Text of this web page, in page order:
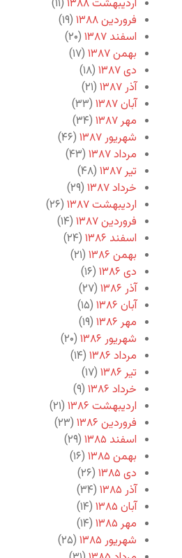
اردیبهشت ۱۳۸۸
(۱۱)
فروردین ۱۳۸۸
(۱۹)
اسفند ۱۳۸۷
(۲۰)
بهمن ۱۳۸۷
(۱۷)
دی ۱۳۸۷
(۱۸)
آذر ۱۳۸۷
(۲۱)
آبان ۱۳۸۷
(۳۳)
مهر ۱۳۸۷
(۳۴)
شهریور ۱۳۸۷
(۴۶)
مرداد ۱۳۸۷
(۴۳)
تیر ۱۳۸۷
(۴۸)
خرداد ۱۳۸۷
(۲۹)
اردیبهشت ۱۳۸۷
(۲۶)
فروردین ۱۳۸۷
(۱۴)
اسفند ۱۳۸۶
(۲۴)
بهمن ۱۳۸۶
(۲۱)
دی ۱۳۸۶
(۱۶)
آذر ۱۳۸۶
(۲۷)
آبان ۱۳۸۶
(۱۵)
مهر ۱۳۸۶
(۱۹)
شهریور ۱۳۸۶
(۲۰)
مرداد ۱۳۸۶
(۱۴)
تیر ۱۳۸۶
(۱۷)
خرداد ۱۳۸۶
(۹)
اردیبهشت ۱۳۸۶
(۲۱)
فروردین ۱۳۸۶
(۲۳)
اسفند ۱۳۸۵
(۲۹)
بهمن ۱۳۸۵
(۱۶)
دی ۱۳۸۵
(۲۶)
آذر ۱۳۸۵
(۳۴)
آبان ۱۳۸۵
(۱۴)
مهر ۱۳۸۵
(۱۴)
شهریور ۱۳۸۵
(۲۵)